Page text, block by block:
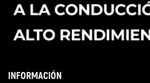
INFORMACIÓN